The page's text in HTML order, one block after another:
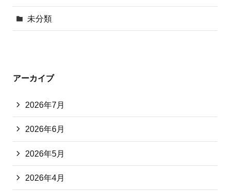
未分類
アーカイブ
2026年7月
2026年6月
2026年5月
2026年4月